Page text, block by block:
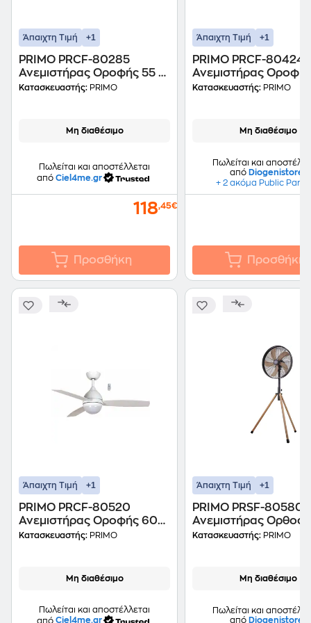
Άπαιχτη Τιμή +1
PRIMO PRCF-80285
Ανεμιστήρας Οροφής 55 W
110 cm
Κατασκευαστής: PRIMO
Μη διαθέσιμο
Πωλείται και αποστέλλεται
από Ciel4me.gr
118,45€
Προσθήκη
Άπαιχτη Τιμή +1
PRIMO PRCF-80424
Ανεμιστήρας
110 cm
Κατασκευαστής: PRIMO
Μη διαθέσιμο
Πωλείται και
από Diogenistore
+ 2 ακόμα Public
Προσθήκη
Άπαιχτη Τιμή +1
PRIMO PRCF-80520
Ανεμιστήρας Οροφής 60
W 120 cm
Κατασκευαστής: PRIMO
Μη διαθέσιμο
Πωλείται και αποστέλλεται
από Ciel4me.gr
Άπαιχτη Τιμή +1
PRIMO PRSF-80580
Ανεμιστήρας
70 W 45 cm
Κατασκευαστής: PRIMO
Μη διαθέσιμο
Πωλείται και
από Diogenistore